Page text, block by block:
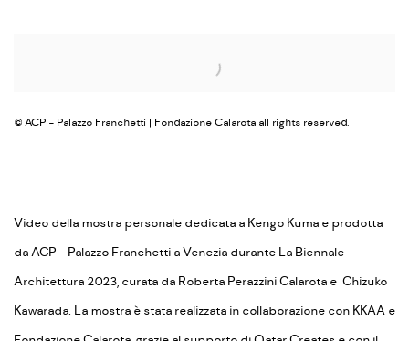
© ACP - Palazzo Franchetti | Fondazione Calarota all rights reserved.
Video della mostra personale dedicata a Kengo Kuma e prodotta
da ACP - Palazzo Franchetti a Venezia durante La Biennale
Architettura 2023, curata da Roberta Perazzini Calarota e Chizuko
Kawarada. La mostra è stata realizzata in collaborazione con KKAA e